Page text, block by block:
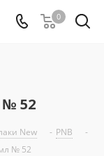
0
№ 52
New - PNB
-
№ 52